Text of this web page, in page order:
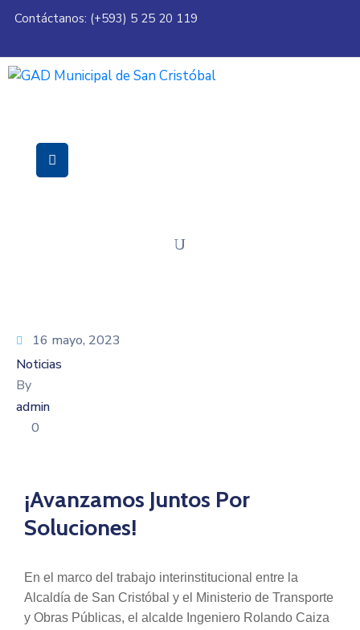
Contáctanos: (+593) 5 25 20 119
Servicios
Ciudad
Transparencia
16 mayo, 2023
Noticias
By
admin
0
¡Avanzamos Juntos Por
Soluciones!
En el marco del trabajo interinstitucional entre la
Alcaldía de San Cristóbal y el Ministerio de Transporte
y Obras Públicas, el alcalde Ingeniero Rolando Caiza